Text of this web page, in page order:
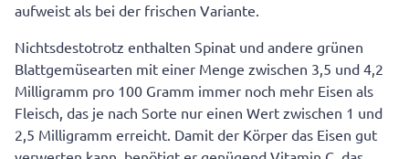
aufweist als bei der frischen Variante.
Nichtsdestotrotz enthalten Spinat und andere grünen
Blattgemüsearten mit einer Menge zwischen 3,5 und 4,2
Milligramm pro 100 Gramm immer noch mehr Eisen als
Fleisch, das je nach Sorte nur einen Wert zwischen 1 und
2,5 Milligramm erreicht. Damit der Körper das Eisen gut